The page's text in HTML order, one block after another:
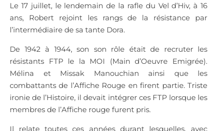
Le 17 juillet, le lendemain de la rafle du Vel d’Hiv, à 16
ans, Robert rejoint les rangs de la résistance par
l’intermédiaire de sa tante Dora.
De 1942 à 1944, son son rôle était de recruter les
résistants FTP le la MOI (Main d’Oeuvre Emigrée).
Mélina et Missak Manouchian ainsi que les
combattants de l’Affiche Rouge en firent partie. Triste
ironie de l’Histoire, il devait intégrer ces FTP lorsque les
membres de l’Affiche rouge furent pris.
Il relate toutes ces années durant lesquelles, avec